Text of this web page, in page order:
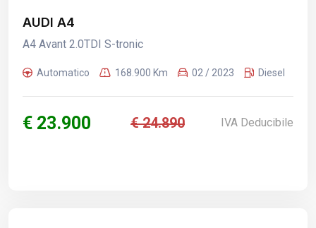
AUDI A4
A4 Avant 2.0TDI S-tronic
Automatico 168.900 Km 02 / 2023 Diesel
€ 23.900 € 24.890 IVA Deducibile